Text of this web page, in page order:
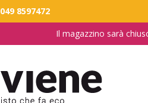
049 8597472
Il magazzino sarà